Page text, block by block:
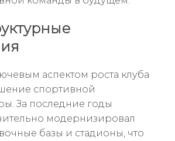
аспектом роста клуба
спортивной
За последние годы
модернизировал
базы и стадионы, что